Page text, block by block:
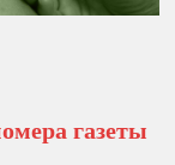
газеты